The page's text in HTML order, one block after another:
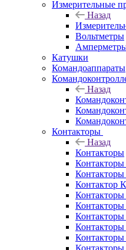
Измерительные
Назад
Вольтметры
Катушки
Командоаппараты
Назад
Контакторы
Назад
Контакторы
Контактор
Контакторы